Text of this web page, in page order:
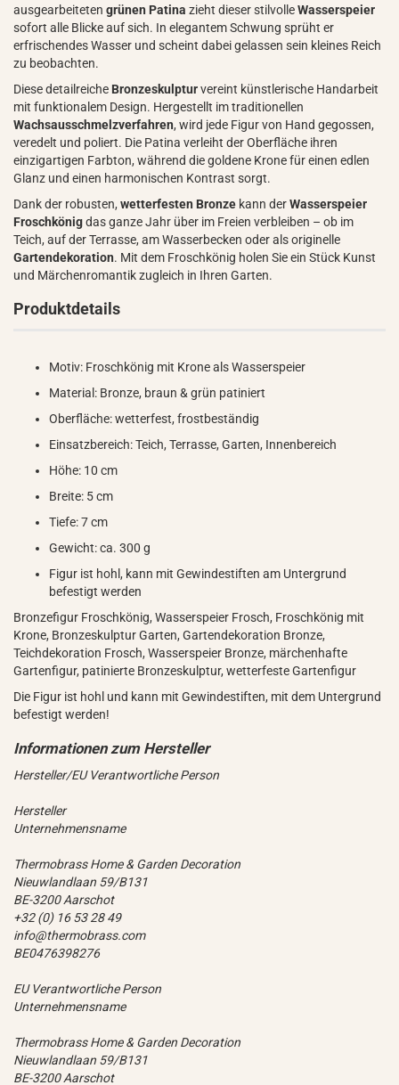
ausgearbeiteten grünen Patina zieht dieser stilvolleWasserspeier
sofort alle Blicke auf sich. In elegantem Schwung sprüht er
erfrischendes Wasser und scheint dabei gelassen sein kleines Reich
zu beobachten.
Diese detailreiche Bronzeskulpturvereint künstlerische Handarbeit
mit funktionalem Design. Hergestellt im traditionellen
Wachsausschmelzverfahren, wird jede Figur von Hand gegossen,
veredelt und poliert. Die Patina verleiht der Oberfläche ihren
einzigartigen Farbton, während die goldene Krone für einen edlen
Glanz und einen harmonischen Kontrast sorgt.
Dank der robusten, wetterfesten Bronze kann derWasserspeier
Froschkönigdas ganze Jahr über im Freien verbleiben – ob im
Teich, auf der Terrasse, am Wasserbecken oder als originelle
Gartendekoration. Mit dem Froschkönig holen Sie ein Stück Kunst
und Märchenromantik zugleich in Ihren Garten.
Produktdetails
Motiv: Froschkönig mit Krone als Wasserspeier
Material: Bronze, braun & grün patiniert
Oberfläche: wetterfest, frostbeständig
Einsatzbereich: Teich, Terrasse, Garten, Innenbereich
Höhe: 10 cm
Breite: 5 cm
Tiefe: 7 cm
Gewicht: ca. 300 g
Figur ist hohl, kann mit Gewindestiften am Untergrund
befestigt werden
Bronzefigur Froschkönig, Wasserspeier Frosch, Froschkönig mit
Krone, Bronzeskulptur Garten, Gartendekoration Bronze,
Teichdekoration Frosch, Wasserspeier Bronze, märchenhafte
Gartenfigur, patinierte Bronzeskulptur, wetterfeste Gartenfigur
Die Figur ist hohl und kann mit Gewindestiften, mit dem Untergrund
befestigt werden!
Hersteller/EU Verantwortliche Person
Hersteller
Unternehmensname
Thermobrass Home & Garden Decoration
Nieuwlandlaan 59/B131
BE-3200 Aarschot
+32 (0) 16 53 28 49
info@thermobrass.com
BE0476398276
EU Verantwortliche Person
Unternehmensname
Thermobrass Home & Garden Decoration
Nieuwlandlaan 59/B131
BE-3200 Aarschot